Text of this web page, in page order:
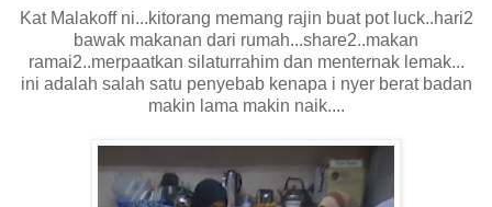
Kat Malakoff ni...kitorang memang rajin buat pot luck..hari2
bawak makanan dari rumah...share2..makan
ramai2..merpaatkan silaturrahim dan menternak lemak...
ini adalah salah satu penyebab kenapa i nyer berat badan
makin lama makin naik....